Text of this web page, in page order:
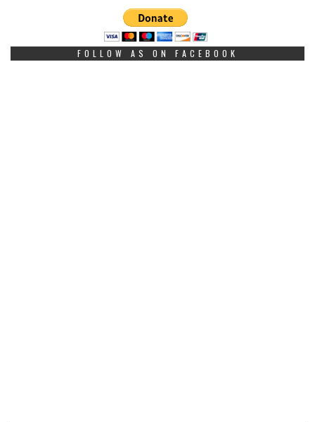
FOLLOW AS ON FACEBOOK